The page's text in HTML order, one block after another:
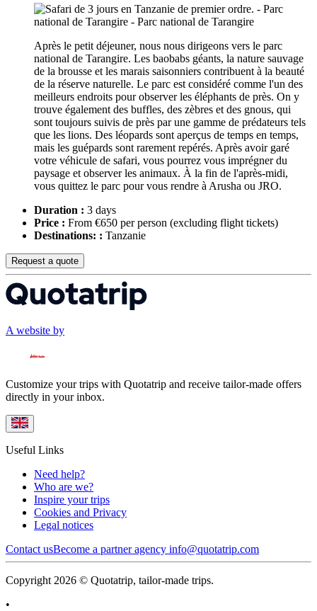
Après le petit déjeuner, nous nous dirigeons vers le parc
national de Tarangire. Les baobabs géants, la nature sauvage
de la brousse et les marais saisonniers contribuent à la beauté
de la réserve naturelle. Le parc est considéré comme l'un des
meilleurs endroits pour observer les éléphants de près. On y
trouve également des buffles, des zèbres et des gnous, qui
sont toujours suivis de près par une gamme de prédateurs tels
que les lions. Des léopards sont aperçus de temps en temps,
mais les guépards sont rarement repérés. Après avoir garé
votre véhicule de safari, vous pourrez vous imprégner du
paysage et observer les animaux. À la fin de l'après-midi,
vous quittez le parc pour vous rendre à Arusha ou JRO.
Duration : 3 days
Price : From €650 per person (excluding flight tickets)
Destinations: : Tanzanie
Request a quote
A website by
Customize your trips with Quotatrip and receive tailor-made offers
directly in your inbox.
Useful Links
Need help?
Who are we?
Inspire your trips
Cookies and Privacy
Legal notices
Contact usBecome a partner agency info@quotatrip.com
Copyright 2026 © Quotatrip, tailor-made trips.
•